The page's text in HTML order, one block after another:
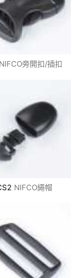
NIFCO旁開扣/插扣
NIFCO繩帽